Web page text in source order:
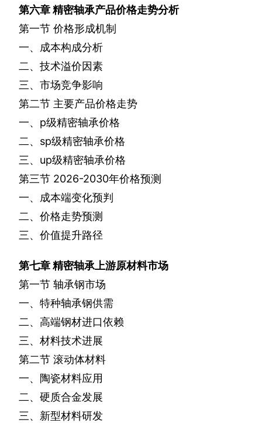
第六章精密轴承产品价格走势分析
第一节 价格形成机制
一、成本构成分析
二、技术溢价因素
三、市场竞争影响
第二节 主要产品价格走势
一、 p级精密轴承价格
二、 sp级精密轴承价格
三、 up级精密轴承价格
第三节 2026-2030年价格预测
一、成本端变化预判
二、价格走势预测
三、价值提升路径
第七章精密轴承上游原材料市场
第一节 轴承钢市场
一、特种轴承钢供需
二、高端钢材进口依赖
三、材料技术进展
第二节 滚动体材料
一、陶瓷材料应用
二、硬质合金发展
三、新型材料研发